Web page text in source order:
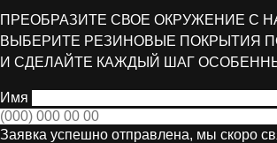
ПРЕОБРАЗИТЕ СВОЕ ОКРУЖЕНИЕ С
ВЫБЕРИТЕ РЕЗИНОВЫЕ ПОКРЫТИЯ
И СДЕЛАЙТЕ КАЖДЫЙ ШАГ
Имя
Заявка успешно отправлена, мы скоро